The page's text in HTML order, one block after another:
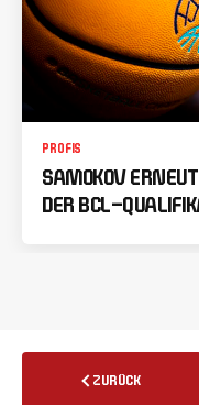
PROFIS
SAMOKOV
DER BCL-
ZURÜCK